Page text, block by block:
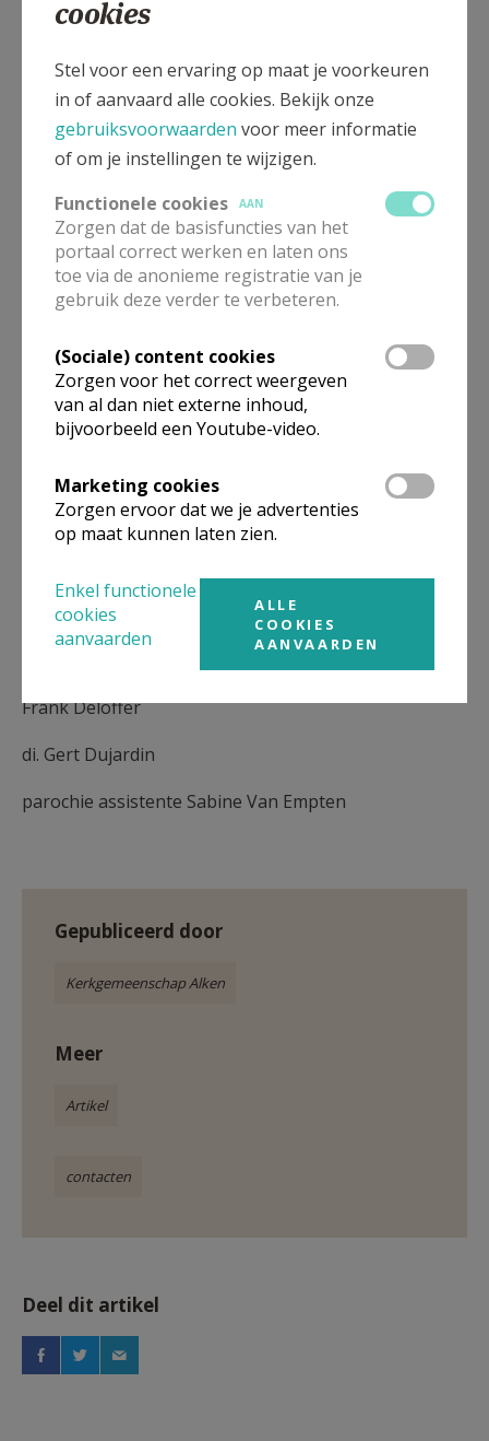
Maxime Trippas Secretaris
Rik Geladé Penningmeester
Hugo Marneffe
Romain Liebens
Georges Reenaers
Leden van de federatieraad:
E.H. Luc Michiels
Luc Maris
Rik Geladé
Guy Bonneux
René Duchamps
Karel Vranken
Hilda Vanormelingen
Robert Vanderstraeten
Frank Deloffer
di. Gert Dujardin
parochie assistente Sabine Van Empten
Gepubliceerd door
Kerkgemeenschap Alken
Meer
Artikel
contacten
Deel dit artikel
cookies
Stel voor een ervaring op maat je voorkeuren
in of aanvaard alle cookies. Bekijk onze
gebruiksvoorwaarden voor meer informatie
of om je instellingen te wijzigen.
Functionele cookies
AAN
Zorgen dat de basisfuncties van het
portaal correct werken en laten ons
toe via de anonieme registratie van je
gebruik deze verder te verbeteren.
(Sociale) content cookies
Zorgen voor het correct weergeven
van al dan niet externe inhoud,
bijvoorbeeld een Youtube-video.
Marketing cookies
Zorgen ervoor dat we je advertenties
op maat kunnen laten zien.
Enkel functionele
cookies
aanvaarden
ALLE
COOKIES
AANVAARDEN